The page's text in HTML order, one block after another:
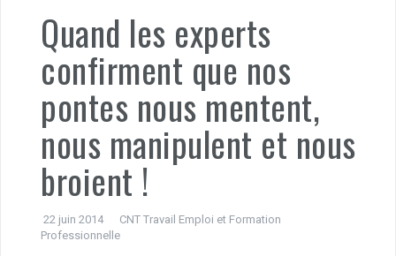
Quand les experts
confirment que nos
pontes nous mentent,
nous manipulent et nous
broient !
22 juin 2014
CNT Travail Emploi et Formation
Professionnelle